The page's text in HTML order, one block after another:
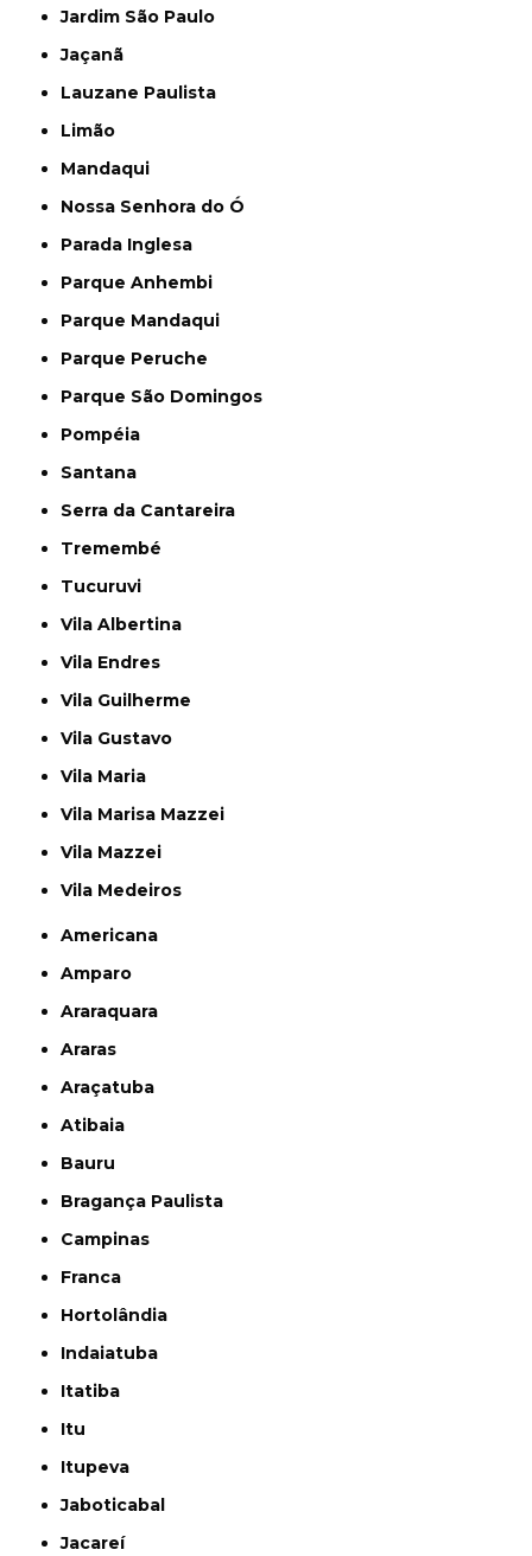
Jardim São Paulo
Jaçanã
Lauzane Paulista
Limão
Mandaqui
Nossa Senhora do Ó
Parada Inglesa
Parque Anhembi
Parque Mandaqui
Parque Peruche
Parque São Domingos
Pompéia
Santana
Serra da Cantareira
Tremembé
Tucuruvi
Vila Albertina
Vila Endres
Vila Guilherme
Vila Gustavo
Vila Maria
Vila Marisa Mazzei
Vila Mazzei
Vila Medeiros
Americana
Amparo
Araraquara
Araras
Araçatuba
Atibaia
Bauru
Bragança Paulista
Campinas
Franca
Hortolândia
Indaiatuba
Itatiba
Itu
Itupeva
Jaboticabal
Jacareí